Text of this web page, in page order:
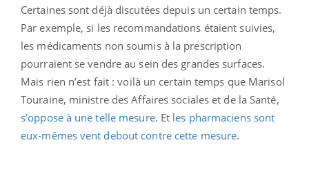
Certaines sont déjà discutées depuis un certain temps.
Par exemple, si les recommandations étaient suivies,
les médicaments non soumis à la prescription
pourraient se vendre au sein des grandes surfaces.
Mais rien n’est fait : voilà un certain temps que Marisol
Touraine, ministre des Affaires sociales et de la Santé,
s’oppose à une telle mesure. Et les pharmaciens sont
eux-mêmes vent debout contre cette mesure.